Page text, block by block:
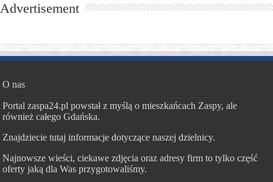
Advertisement
O nas
Portal zaspa24.pl powstał z myślą o mieszkańcach Zaspy, ale
również całego Gdańska.
Znajdziecie tutaj informacje dotyczące naszej dzielnicy.
Najnowsze wieści, ciekawe zdjęcia oraz adresy firm to tylko część
oferty jaką dla Was przygotowaliśmy.